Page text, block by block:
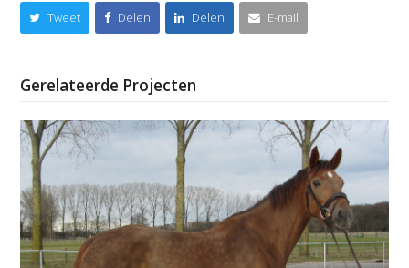
Tweet Delen Delen E-mail
Gerelateerde Projecten